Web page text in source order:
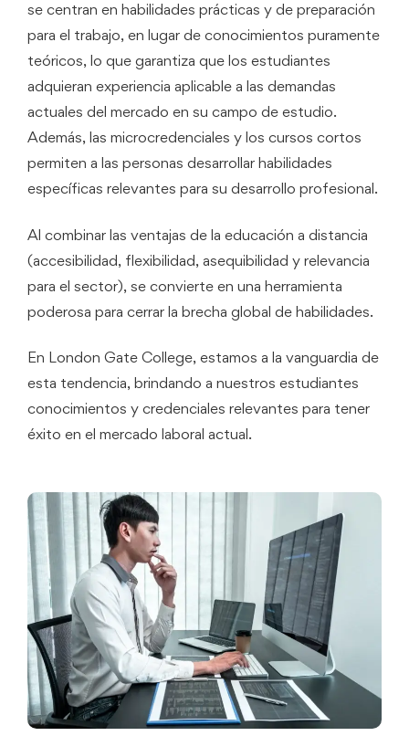
se centran en habilidades prácticas y de preparación
para el trabajo, en lugar de conocimientos puramente
teóricos, lo que garantiza que los estudiantes
adquieran experiencia aplicable a las demandas
actuales del mercado en su campo de estudio.
Además, las microcredenciales y los cursos cortos
permiten a las personas desarrollar habilidades
específicas relevantes para su desarrollo profesional.
Al combinar las ventajas de la educación a distancia
(accesibilidad, flexibilidad, asequibilidad y relevancia
para el sector), se convierte en una herramienta
poderosa para cerrar la brecha global de habilidades.
En London Gate College, estamos a la vanguardia de
esta tendencia, brindando a nuestros estudiantes
conocimientos y credenciales relevantes para tener
éxito en el mercado laboral actual.